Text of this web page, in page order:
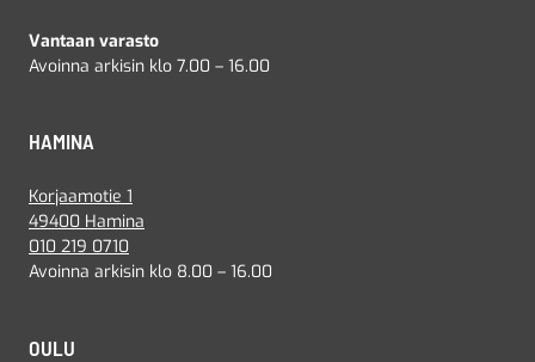
Vantaan varasto
Avoinna arkisin klo 7.00 – 16.00
HAMINA
Korjaamotie 1
49400 Hamina
010 219 0710
Avoinna arkisin klo 8.00 – 16.00
OULU